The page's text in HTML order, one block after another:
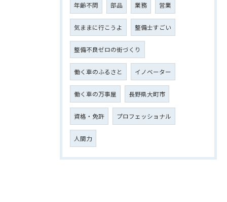
年齢不問 部品 業務 営業
気ままに行こうよ 整備士すごい
整備不良ゼロの街づくり
働く車のふるさと イノベーター
働く車の万事屋 長野県大町市
資格・免許 プロフェッショナル
人間力